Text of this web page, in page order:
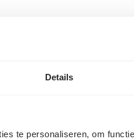
Details
te personaliseren, om
We contacteren je zo snel